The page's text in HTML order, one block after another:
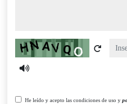
Captcha
He leído y acepto las condiciones de uso y